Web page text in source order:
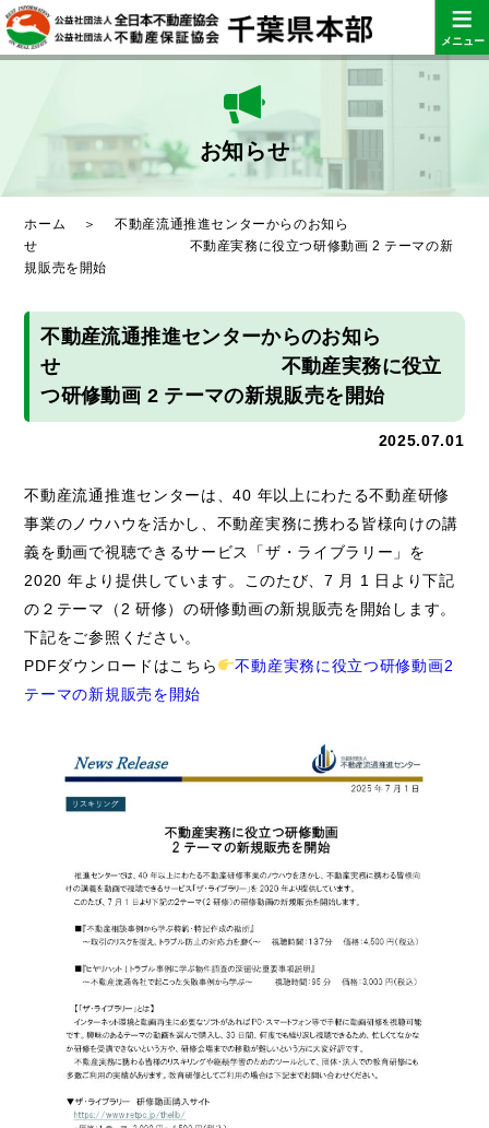
≡
メニュー
お知らせ
ホーム ＞不動産流通推進センターからのお知ら
せ 不動産実務に役立つ研修動画 2 テーマの新
規販売を開始
不動産流通推進センターからのお知ら
せ 不動産実務に役立
つ研修動画 2 テーマの新規販売を開始
2025.07.01
不動産流通推進センターは、40 年以上にわたる不動産研修
事業のノウハウを活かし、不動産実務に携わる皆様向けの講
義を動画で視聴できるサービス「ザ・ライブラリー」を
2020 年より提供しています。このたび、7 月 1 日より下記
の２テーマ（2 研修）の研修動画の新規販売を開始します。
下記をご参照ください。
PDFダウンロードはこちら
不動産実務に役立つ研修動画2
テーマの新規販売を開始